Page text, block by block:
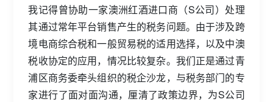
我记得曾协助一家澳洲红酒进口商（S公司）处理
其通过常年平台销售产生的税务问题。由于涉及跨
境电商综合税和一般贸易税的适用选择，以及中澳
税收协定的应用，情况比较复杂。我们正是通过青
浦区商务委牵头组织的税企沙龙，与税务部门的专
家进行了面对面沟通，厘清了政策边界，为S公司